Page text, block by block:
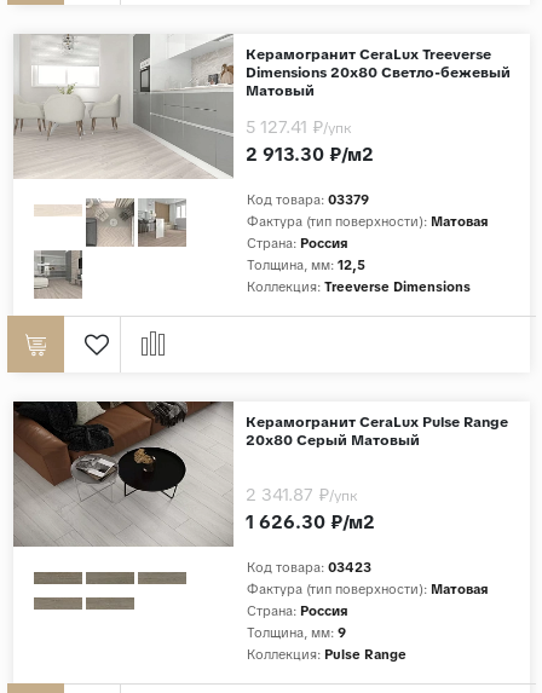
Керамогранит CeraLux Treeverse
Dimensions 20x80 Светло-бежевый
Матовый
Код товара: 03379
Фактура (тип поверхности): Матовая
Страна: Россия
Толщина, мм: 12,5
Коллекция: Treeverse Dimensions
2 913.30 ₽/м2
5 127.41 ₽/упк
Керамогранит CeraLux Pulse Range
20x80 Серый Матовый
Код товара: 03423
Фактура (тип поверхности): Матовая
Страна: Россия
Толщина, мм: 9
Коллекция: Pulse Range
1 626.30 ₽/м2
2 341.87 ₽/упк